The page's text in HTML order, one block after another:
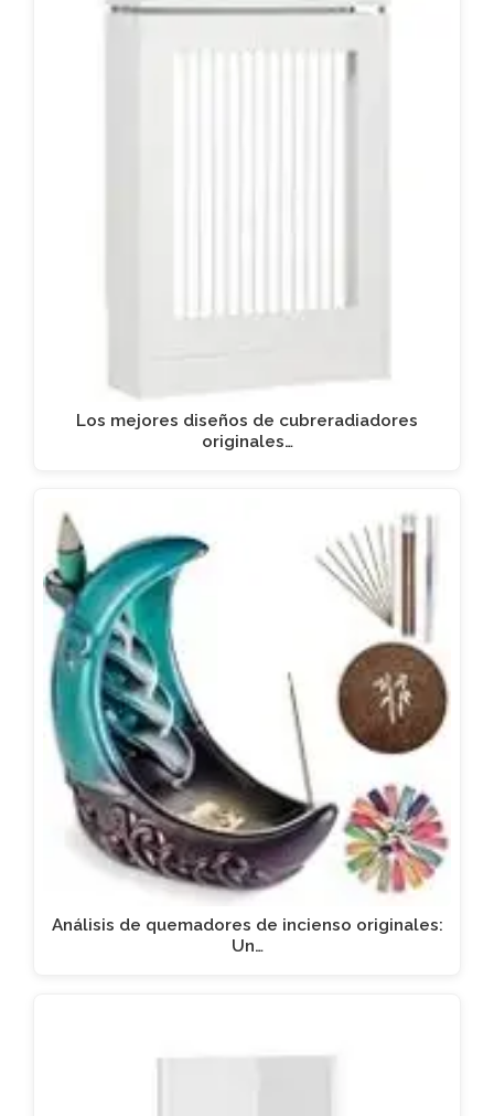
Los mejores diseños de cubreradiadores
originales…
Análisis de quemadores de incienso originales:
Un…